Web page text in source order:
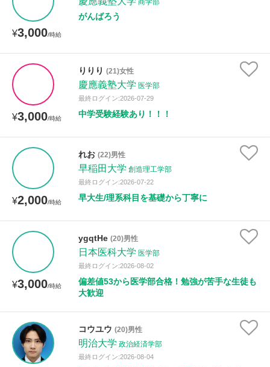
¥3,000/時給
商学部
がんばろう
¥3,000/時給
りりり (21)女性
慶應義塾大学 医学部
最終ログイン:2026-07-29
中学受験経験あり！！！
¥2,000/時給
れお (22)男性
早稲田大学 創造理工学部
最終ログイン:2026-07-22
早大生/理系科目を基礎から丁寧に
¥3,000/時給
ygqtHe (20)男性
日本医科大学 医学部
最終ログイン:2026-08-02
偏差値53から医学部合格！勉強が苦手な生徒も
大歓迎
コウユウ (20)男性
明治大学 政治経済学部
最終ログイン:2026-08-04